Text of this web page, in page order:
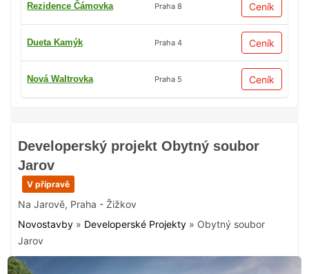
Developerský projekt Obytný soubor
Jarov
V přípravě
Na Jarově, Praha - Žižkov
Novostavby » Developerské Projekty » Obytný soubor
Jarov
Rezidence Čámovka Praha 8 Ceník
Dueta Kamýk Praha 4 Ceník
Nová Waltrovka Praha 5 Ceník